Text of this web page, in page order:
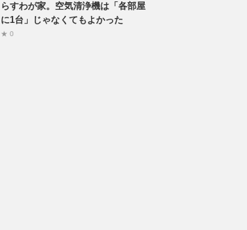
らすわが家。空気清浄機は「各部屋
に1台」じゃなくてもよかった
★ 0